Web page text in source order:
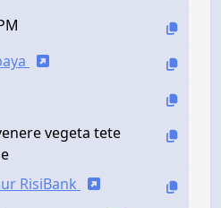
vegeta tete
RisiBank